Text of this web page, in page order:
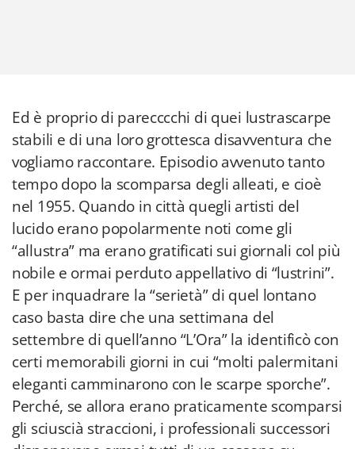
Ed è proprio di parecccchi di quei lustrascarpe
stabili e di una loro grottesca disavventura che
vogliamo raccontare. Episodio avvenuto tanto
tempo dopo la scomparsa degli alleati, e cioè
nel 1955. Quando in città quegli artisti del
lucido erano popolarmente noti come gli
“allustra” ma erano gratificati sui giornali col più
nobile e ormai perduto appellativo di “lustrini”.
E per inquadrare la “serietà” di quel lontano
caso basta dire che una settimana del
settembre di quell’anno “L’Ora” la identificò con
certi memorabili giorni in cui “molti palermitani
eleganti camminarono con le scarpe sporche”.
Perché, se allora erano praticamente scomparsi
gli sciuscià straccioni, i professionali successori